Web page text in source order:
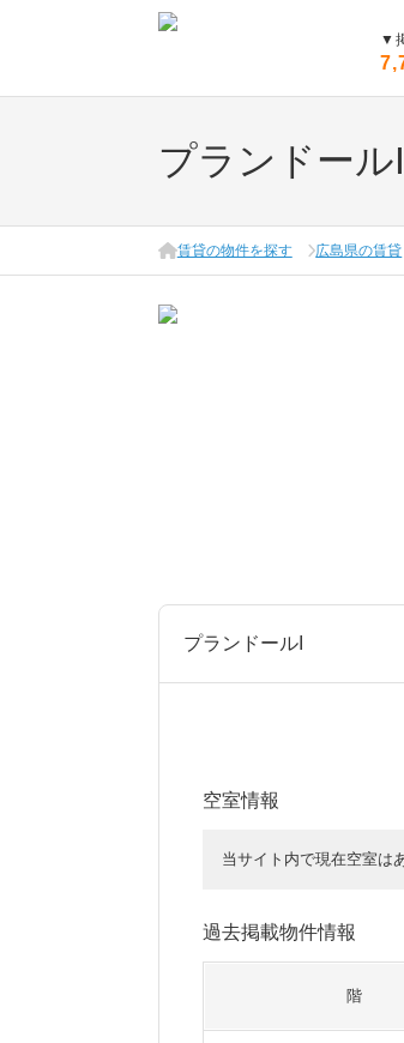
▼
プランドー
賃貸の物件を探す 広島県の賃貸
プランドールI
空室情報
当サイト内で現在空室は
過去掲載物件情報
階